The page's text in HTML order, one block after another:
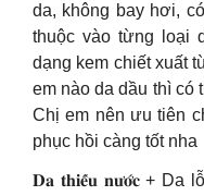
da, không bay hơi,
thuộc vào từng loại
dạng kem chiết xuất
em nào da dầu thì có
Chị em nên ưu tiên
phục hồi càng tốt nha
𝐃𝐚 𝐭𝐡𝐢𝐞̂́𝐮 𝐧𝐮̛𝐨̛́𝐜 + Da